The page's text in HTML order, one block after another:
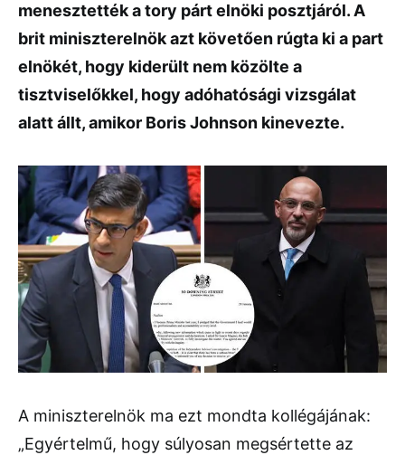
menesztették a tory párt elnöki posztjáról. A
brit miniszterelnök azt követően rúgta ki a part
elnökét, hogy kiderült nem közölte a
tisztviselőkkel, hogy adóhatósági vizsgálat
alatt állt, amikor Boris Johnson kinevezte.
A miniszterelnök ma ezt mondta kollégájának:
„Egyértelmű, hogy súlyosan megsértette az